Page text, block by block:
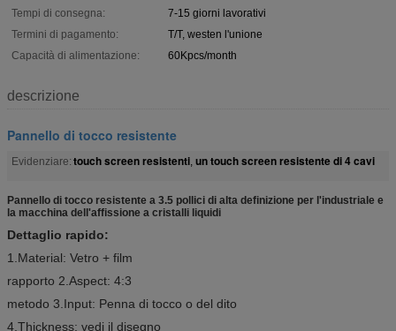
Tempi di consegna:
7-15 giorni lavorativi
Termini di pagamento:
T/T, westen l'unione
Capacità di alimentazione:
60Kpcs/month
descrizione
Pannello di tocco resistente
Evidenziare: touch screen resistenti, un touch screen resistente di 4 cavi
Pannello di tocco resistente a 3.5 pollici di alta definizione per l'industriale e
la macchina dell'affissione a cristalli liquidi
Dettaglio rapido:
1.Material: Vetro + film
rapporto 2.Aspect: 4:3
metodo 3.Input: Penna di tocco o del dito
4.Thickness: vedi il disegno